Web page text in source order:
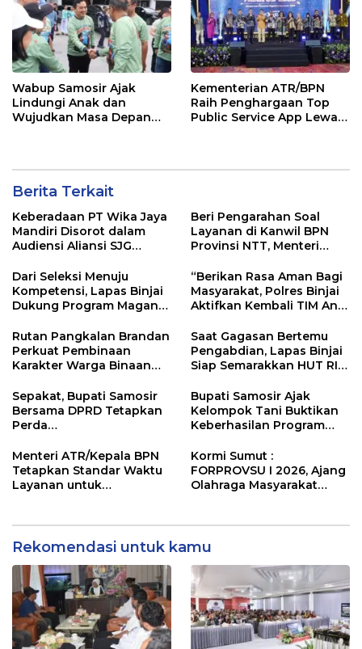
Wabup Samosir Ajak
Lindungi Anak dan
Wujudkan Masa Depan
Kementerian ATR/BPN
Raih Penghargaan Top
Public Service App Lewat
Berita Terkait
Keberadaan PT Wika Jaya
Mandiri Disorot dalam
Audiensi Aliansi SJG
Beri Pengarahan Soal
Layanan di Kanwil BPN
Provinsi NTT, Menteri
Pandang Masyarakat
Dari Seleksi Menuju
Kompetensi, Lapas Binjai
Dukung Program Magang
“Berikan Rasa Aman Bagi
Masyarakat, Polres Binjai
Aktifkan Kembali TIM Anti
Rutan Pangkalan Brandan
Perkuat Pembinaan
Karakter Warga Binaan
Kebersihan
Saat Gagasan Bertemu
Pengabdian, Lapas Binjai
Siap Semarakkan HUT RI
Sepakat, Bupati Samosir
Bersama DPRD Tetapkan
Perda
APBD 2025 dan Perda
Pengelolaan Sampah
Bupati Samosir Ajak
Kelompok Tani Buktikan
Keberhasilan Program
5 Ton Bibit Kentang
Disalurkan
Menteri ATR/Kepala BPN
Tetapkan Standar Waktu
Layanan untuk
Kormi Sumut :
FORPROVSU I 2026, Ajang
Olahraga Masyarakat
October 2026
Rekomendasi untuk kamu